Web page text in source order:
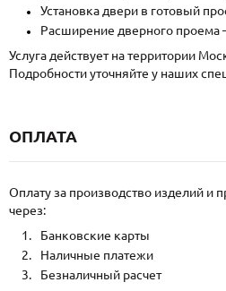
Установка двери в готовый
Расширение дверного проема
Услуга действует на территории
Подробности уточняйте у наших
ОПЛАТА
Оплату за производство изделий и
через:
Банковские карты
Наличные платежи
Безналичный расчет